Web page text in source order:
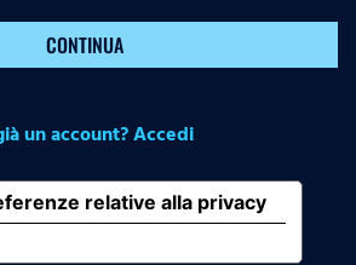
CONTINUA
un account? Accedi
relative alla privacy